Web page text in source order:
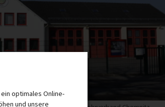
optimales Online-
und unsere